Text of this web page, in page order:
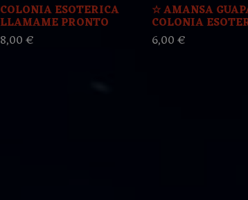
COLONIA ESOTERICA
LLAMAME PRONTO
8,00 €
☆ AMANSA
COLONIA
6,00 €